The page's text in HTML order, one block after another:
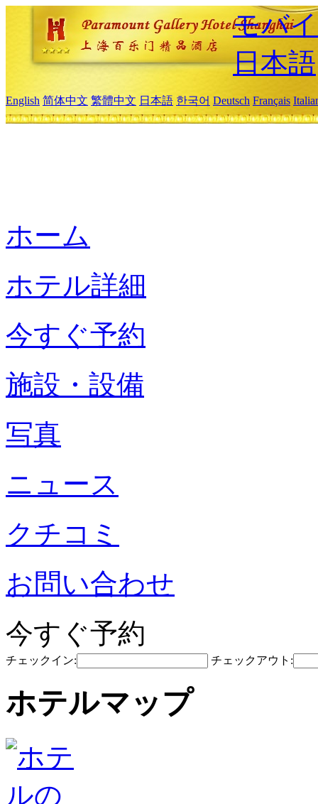
モバ
日本語
English 简体中文 繁體中文 日本語 한국어 Deutsch Français
ホーム
ホテル詳細
今すぐ予約
施設・設備
写真
ニュース
クチコミ
お問い合わせ
今すぐ予約
チェックイン: チェックアウト:
ホテルマップ